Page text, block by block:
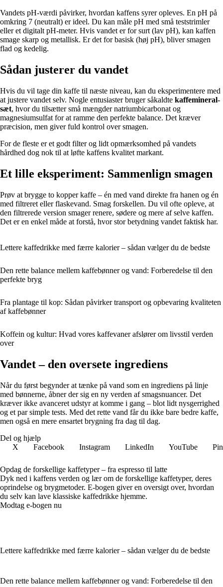
Vandets pH-værdi påvirker, hvordan kaffens syrer opleves. En pH på
omkring 7 (neutralt) er ideel. Du kan måle pH med små teststrimler
eller et digitalt pH-meter. Hvis vandet er for surt (lav pH), kan kaffen
smage skarp og metallisk. Er det for basisk (høj pH), bliver smagen
flad og kedelig.
Sådan justerer du vandet
Hvis du vil tage din kaffe til næste niveau, kan du eksperimentere med
at justere vandet selv. Nogle entusiaster bruger såkaldte kaffemineral-
sæt, hvor du tilsætter små mængder natriumbicarbonat og
magnesiumsulfat for at ramme den perfekte balance. Det kræver
præcision, men giver fuld kontrol over smagen.
For de fleste er et godt filter og lidt opmærksomhed på vandets
hårdhed dog nok til at løfte kaffens kvalitet markant.
Et lille eksperiment: Sammenlign smagen
Prøv at brygge to kopper kaffe – én med vand direkte fra hanen og én
med filtreret eller flaskevand. Smag forskellen. Du vil ofte opleve, at
den filtrerede version smager renere, sødere og mere af selve kaffen.
Det er en enkel måde at forstå, hvor stor betydning vandet faktisk har.
Lettere kaffedrikke med færre kalorier – sådan vælger du de bedste
Den rette balance mellem kaffebønner og vand: Forberedelse til den
perfekte bryg
Fra plantage til kop: Sådan påvirker transport og opbevaring kvaliteten
af kaffebønner
Koffein og kultur: Hvad vores kaffevaner afslører om livsstil verden
over
Vandet – den oversete ingrediens
Når du først begynder at tænke på vand som en ingrediens på linje
med bønnerne, åbner der sig en ny verden af smagsnuancer. Det
kræver ikke avanceret udstyr at komme i gang – blot lidt nysgerrighed
og et par simple tests. Med det rette vand får du ikke bare bedre kaffe,
men også en mere ensartet brygning fra dag til dag.
Del og hjælp
X
Facebook Instagram LinkedIn YouTube
Opdag de forskellige kaffetyper – fra espresso til latte
Dyk ned i kaffens verden og lær om de forskellige kaffetyper, deres
oprindelse og brygmetoder. E-bogen giver en oversigt over, hvordan
du selv kan lave klassiske kaffedrikke hjemme.
Modtag e-bogen nu
Lettere kaffedrikke med færre kalorier – sådan vælger du de bedste
Den rette balance mellem kaffebønner og vand: Forberedelse til den